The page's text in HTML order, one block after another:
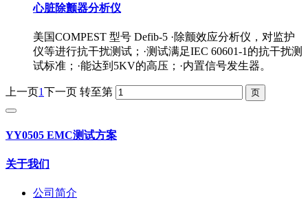
心脏除颤器分析仪
美国COMPEST 型号 Defib-5 ·除颤效应分析仪，对监护
仪等进行抗干扰测试；·测试满足IEC 60601-1的抗干扰测
试标准；·能达到5KV的高压；·内置信号发生器。
上一页1下一页 转至第
YY0505 EMC测试方案
关于我们
公司简介